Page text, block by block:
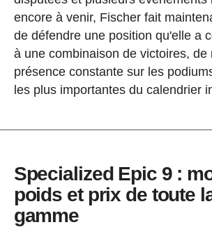
encore à venir, Fischer fait
de défendre une position qu'elle a
à une combinaison de victoires, de
présence constante sur les
les plus importantes du calendrier
Specialized Epic 9 :
poids et prix de toute
gamme